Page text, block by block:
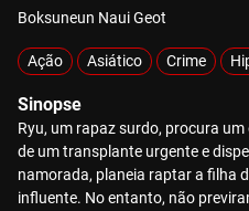
Boksuneun Naui Geot
Ação Asiático Crime
Sinopse
Ryu, um rapaz surdo, procura
de um transplante urgente e
namorada, planeia raptar a filha
influente. No entanto, não